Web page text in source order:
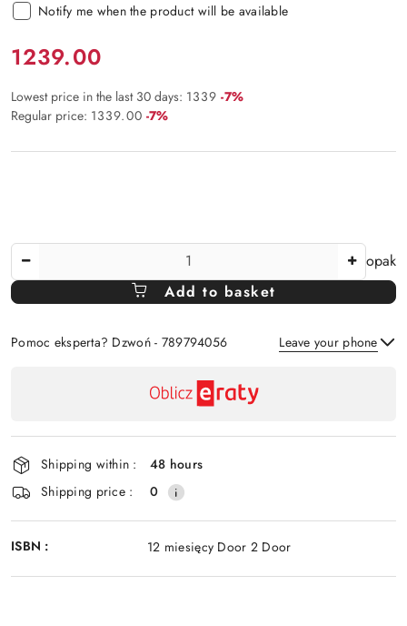
Notify me when the product will be available
Price:
1239.00
Lowest price in the last 30 days: 1339 Discount
-7%
Regular price: 1339.00 Discount
-7%
Of
opak
Add to basket
Pomoc eksperta? Dzwoń - 789794056 Leave your phone
and
delivery
Shipping within :
48 hours
Shipping price :
0
ISBN : 12 miesięcy Door 2 Door